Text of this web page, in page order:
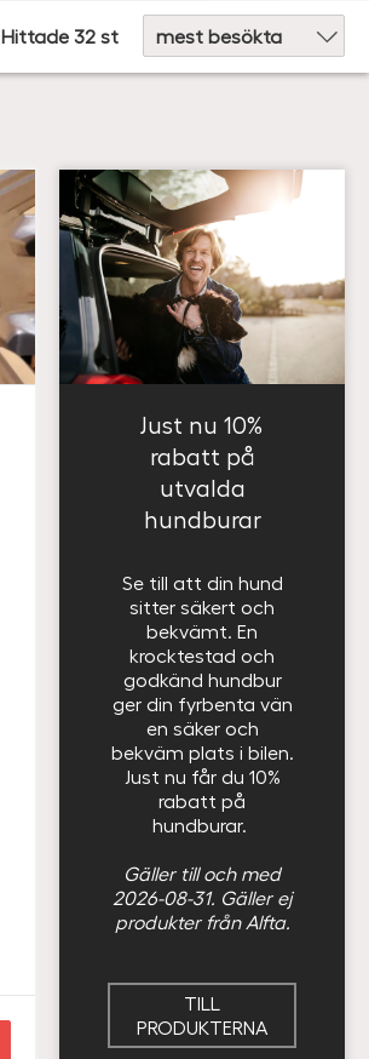
Hittade 32 st
Just nu 10%
rabatt på
utvalda
hundburar
Se till att din hund
sitter säkert och
bekvämt. En
krocktestad och
godkänd hundbur
ger din fyrbenta vän
en säker och
bekväm plats i bilen.
Just nu får du 10%
rabatt på
hundburar.
Gäller till och med
2026-08-31. Gäller ej
produkter från Alfta.
TILL
PRODUKTERNA